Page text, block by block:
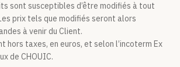
sont susceptibles d’être modifiés à tout
prix tels que modifiés seront alors
à venir du Client.
hors taxes, en euros, et selon l’incoterm Ex
de CHOUIC.